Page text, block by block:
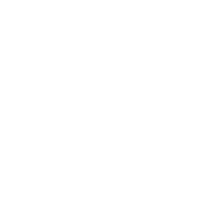
sexualmente transmissíveis (IST). Durex Lubrificantes e
não são contracetivos e não contêm espermicida. Os
o seu médico antes de utilizar os preservativos. Os
Nenhum método contracetivo garante 100% de prevenção
Em caso de dúvida consulte o seu médico ou
necessitar de lubrificação adicional com excessiva
1400-113 Lisboa – NIPC 504225910. RKT-M-47113